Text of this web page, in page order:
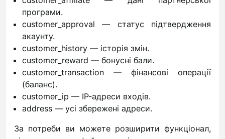
програми.
customer_approval — статус підтвердження
акаунту.
customer_history — історія змін.
customer_reward — бонусні бали.
customer_transaction — фінансові операції
(баланс).
customer_ip — IP-адреси входів.
address — усі збережені адреси.
За потреби ви можете розширити функціонал,